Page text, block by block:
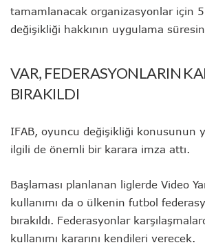
tamamlanacak organizasyonlar için
değişikliği hakkının uygulama
VAR, FEDERASYONLARIN
BIRAKILDI
IFAB, oyuncu değişikliği konusunun
ilgili de önemli bir karara imza attı.
Başlaması planlanan liglerde Video
kullanımı da o ülkenin futbol
bırakıldı. Federasyonlar
kullanımı kararını kendileri verecek.